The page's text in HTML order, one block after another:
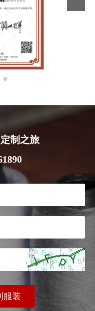
制之旅
服装